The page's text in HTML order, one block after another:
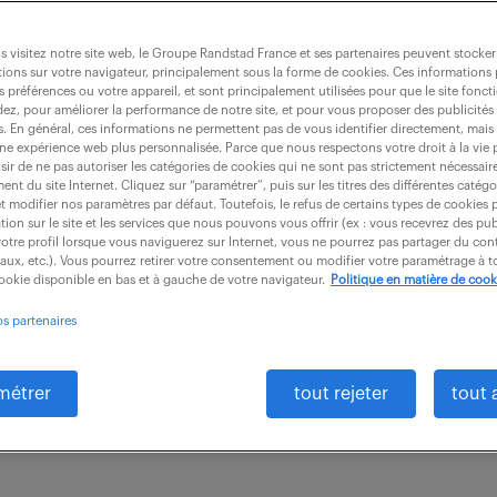
sud ouest (f/h)
CDD 9 mois 49 000 - 50 000 € / an
technique, vous occupez un poste
de résoudre les impasses technologiques les plus
visitez notre site web, le Groupe Randstad France et ses partenaires peuvent
sur votre navigateur, principalement sous la forme de cookies. Ces informations
préférences ou votre appareil, et sont principalement utilisées pour que le site
pour améliorer la performance de notre site, et pour vous proposer des publicités
En général, ces informations ne permettent pas de vous identifier directement,
expérience web plus personnalisée. Parce que nous respectons votre droit à la vie
de ne pas autoriser les catégories de cookies qui ne sont pas strictement
du site Internet. Cliquez sur “paramétrer”, puis sur les titres des différentes
modifier nos paramètres par défaut. Toutefois, le refus de certains types de cookies
sur le site et les services que nous pouvons vous offrir (ex : vous recevrez des
profil lorsque vous naviguerez sur Internet, vous ne pourrez pas partager du
etc.). Vous pourrez retirer votre consentement ou modifier votre paramétrage à
disponible en bas et à gauche de votre navigateur.
Politique en matière de
partenaires
tout rejeter tout